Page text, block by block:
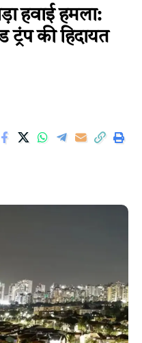
हवाई हमला:
ट्रंप की हिदायत